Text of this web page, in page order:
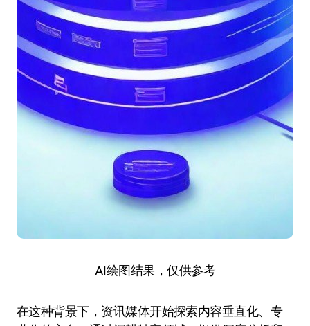
AI绘图结果，仅供参考
在这种背景下，资讯媒体开始探索内容垂直化、专